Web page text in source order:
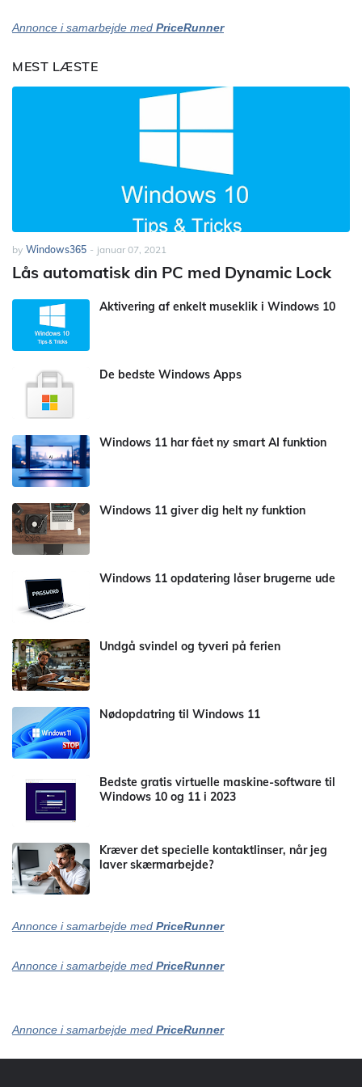
Annonce i samarbejde med PriceRunner
MEST LÆSTE
by Windows365 - januar 07, 2021
Lås automatisk din PC med Dynamic Lock
Aktivering af enkelt museklik i Windows 10
De bedste Windows Apps
Windows 11 har fået ny smart AI funktion
Windows 11 giver dig helt ny funktion
Windows 11 opdatering låser brugerne ude
Undgå svindel og tyveri på ferien
Nødopdatring til Windows 11
Bedste gratis virtuelle maskine-software til
Windows 10 og 11 i 2023
Kræver det specielle kontaktlinser, når jeg
laver skærmarbejde?
Annonce i samarbejde med PriceRunner
Annonce i samarbejde med PriceRunner
Annonce i samarbejde med PriceRunner